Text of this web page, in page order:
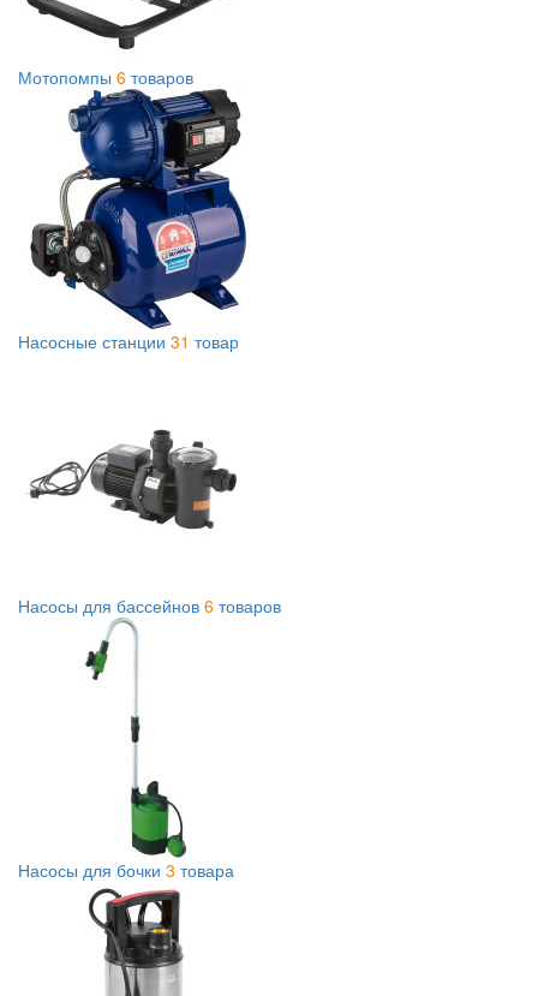
Мотопомпы 6 товаров
Насосные станции 31 товар
Насосы для бассейнов 6 товаров
Насосы для бочки 3 товара